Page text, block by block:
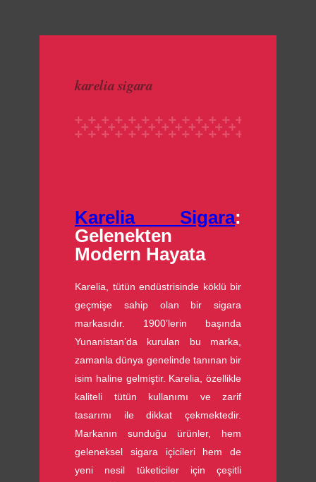
karelia sigara
Karelia Sigara:
Gelenekten
Modern Hayata
Karelia, tütün endüstrisinde köklü bir
geçmişe sahip olan bir sigara
markasıdır. 1900’lerin başında
Yunanistan’da kurulan bu marka,
zamanla dünya genelinde tanınan bir
isim haline gelmiştir. Karelia, özellikle
kaliteli tütün kullanımı ve zarif
tasarımı ile dikkat çekmektedir.
Markanın sunduğu ürünler, hem
geleneksel sigara içicileri hem de
yeni nesil tüketiciler için çeşitli